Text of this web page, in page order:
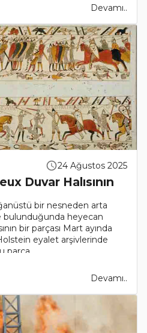
Devamı..
24 Ağustos 2025
Duvar Halısının
bir nesneden arta
bulunduğunda heyecan
bir parçası Mart ayında
eyalet arşivlerinde
Devamı..